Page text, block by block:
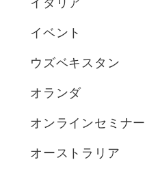
イベント
ウズベキスタン
オランダ
オンラインセミナー
オーストラリア